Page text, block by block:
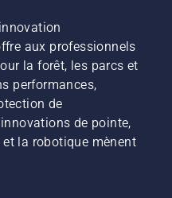
aux professionnels
la forêt, les parcs et
performances,
de
de pointe,
la robotique mènent